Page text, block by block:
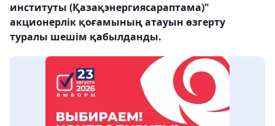
институты (Қазақэнергиясараптама)"
акционерлік қоғамының атауын өзгерту
туралы шешім қабылданды.